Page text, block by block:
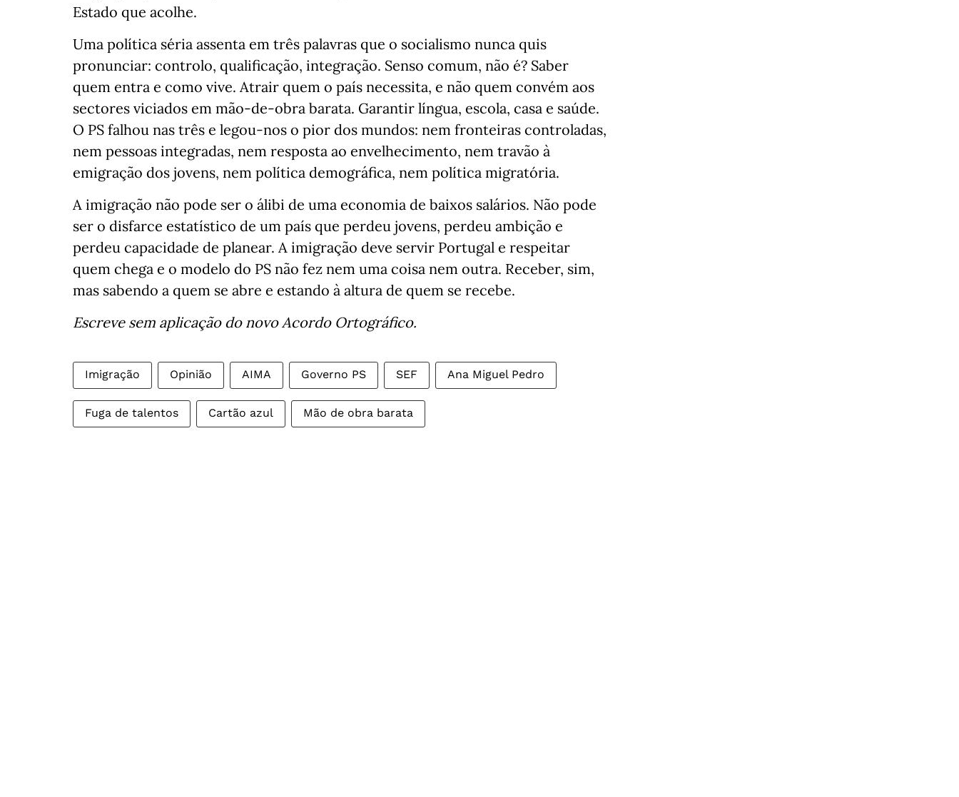
Estado que acolhe.
Uma política séria assenta em três palavras que o socialismo nunca quis
pronunciar: controlo, qualificação, integração. Senso comum, não é? Saber
quem entra e como vive. Atrair quem o país necessita, e não quem convém aos
sectores viciados em mão-de-obra barata. Garantir língua, escola, casa e saúde.
O PS falhou nas três e legou-nos o pior dos mundos: nem fronteiras controladas,
nem pessoas integradas, nem resposta ao envelhecimento, nem travão à
emigração dos jovens, nem política demográfica, nem política migratória.
A imigração não pode ser o álibi de uma economia de baixos salários. Não pode
ser o disfarce estatístico de um país que perdeu jovens, perdeu ambição e
perdeu capacidade de planear. A imigração deve servir Portugal e respeitar
quem chega e o modelo do PS não fez nem uma coisa nem outra. Receber, sim,
mas sabendo a quem se abre e estando à altura de quem se recebe.
Escreve sem aplicação do novo Acordo Ortográfico.
Imigração Opinião AIMA Governo PS SEF Ana Miguel Pedro
Fuga de talentos Cartão azul Mão de obra barata